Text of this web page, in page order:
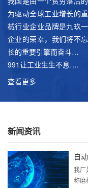
为驱动全球工业增长的
械行业企业品牌是九玖
企业的荣幸，我们将不
长的重要引擎而奋斗…
991让工业生生不息….
查看更多
新闻资讯
自
我厂
称磨